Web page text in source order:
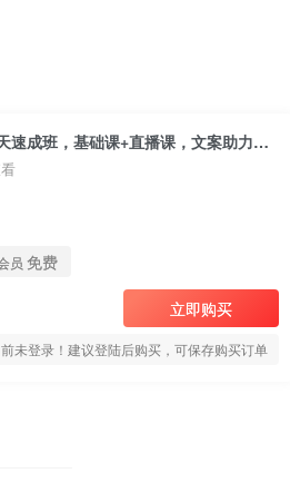
抖音80W博主沙雕动画文案8天速成班，基础课+直播课，文案助力账号破圈
员 免费
立即购买
未登录！建议登陆后购买，可保存购买订单